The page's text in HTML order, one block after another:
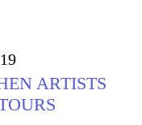
ARTISTS